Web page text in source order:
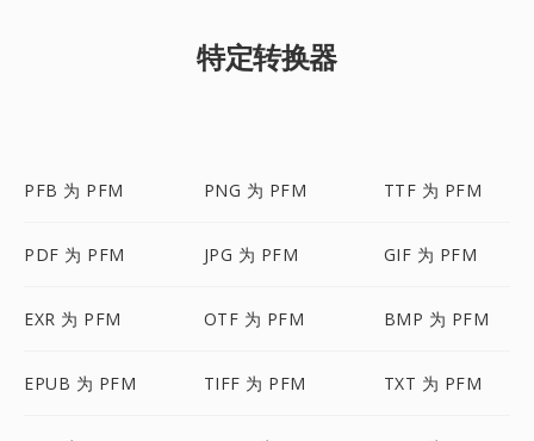
特定转换器
PFB 为 PFM PNG 为 PFM TTF 为 PFM
PDF 为 PFM JPG 为 PFM GIF 为 PFM
EXR 为 PFM OTF 为 PFM BMP 为 PFM
EPUB 为 PFM TIFF 为 PFM TXT 为 PFM